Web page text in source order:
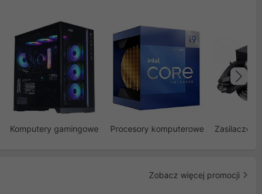
Komputery gamingowe Procesory komputerowe Zasilacze
Zobacz więcej promocji